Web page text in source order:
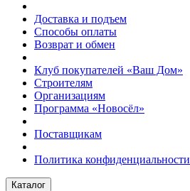
Доставка и подъем
Способы оплаты
Возврат и обмен
Клуб покупателей «Ваш Дом»
Строителям
Организациям
Программа «Новосёл»
Поставщикам
Политика конфиденциальности
Каталог